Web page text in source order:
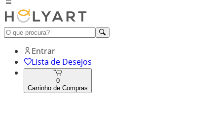
Entrar
Lista de Desejos
0
Carrinho de Compras